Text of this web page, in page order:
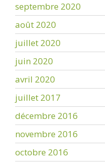
septembre 2020
août 2020
juillet 2020
juin 2020
avril 2020
juillet 2017
décembre 2016
novembre 2016
octobre 2016